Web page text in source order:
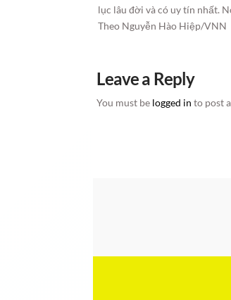
lục lâu đời và có uy tín nhất.
Theo Nguyễn Hào Hiệp/VNN
Leave a Reply
You must be logged in to post